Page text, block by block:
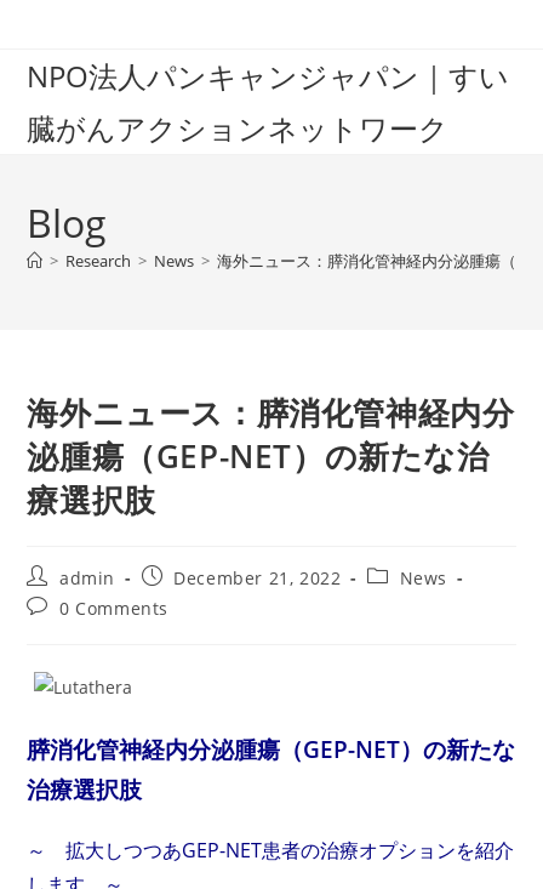
contentNPO法人パンキャンジャパン｜すい
臓がんアクションネットワーク
Blog
> Research > News > 海外ニュース：膵消化管神経内分泌腫瘍（
海外ニュース：膵消化管神経内分
泌腫瘍（GEP-NET）の新たな治
療選択肢
Post
author:
admin
Post
published:
December 21, 2022
PostNews
Post0 Comments
膵消化管神経内分泌腫瘍（GEP-NET）の新たな
治療選択肢
～ 拡大しつつあGEP-NET患者の治療オプションを紹介